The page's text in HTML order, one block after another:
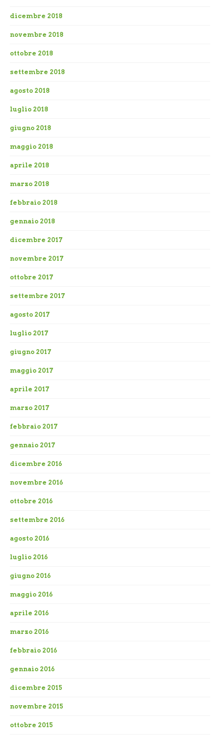
dicembre 2018
novembre 2018
ottobre 2018
settembre 2018
agosto 2018
luglio 2018
giugno 2018
maggio 2018
aprile 2018
marzo 2018
febbraio 2018
gennaio 2018
dicembre 2017
novembre 2017
ottobre 2017
settembre 2017
agosto 2017
luglio 2017
giugno 2017
maggio 2017
aprile 2017
marzo 2017
febbraio 2017
gennaio 2017
dicembre 2016
novembre 2016
ottobre 2016
settembre 2016
agosto 2016
luglio 2016
giugno 2016
maggio 2016
aprile 2016
marzo 2016
febbraio 2016
gennaio 2016
dicembre 2015
novembre 2015
ottobre 2015